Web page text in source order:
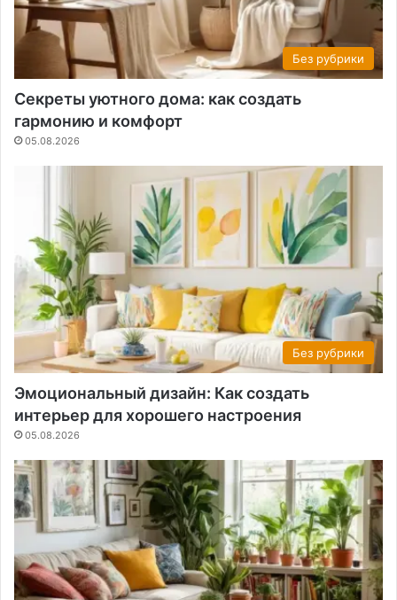
Без рубрики
Секреты уютного дома: как создать
гармонию и комфорт
05.08.2026
Без рубрики
Эмоциональный дизайн: Как создать
интерьер для хорошего настроения
05.08.2026